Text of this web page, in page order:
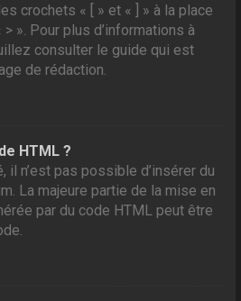
crochets « [ » et « ] » à la place
». Pour plus d’informations à
consulter le guide qui est
de rédaction.
HTML ?
il n’est pas possible d’insérer du
La majeure partie de la mise en
par du code HTML peut être